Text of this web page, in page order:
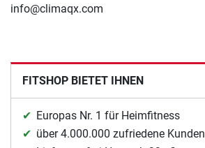
info@climaqx.com
FITSHOP BIETET IHNEN
Europas Nr. 1 für Heimfitness
über 4.000.000 zufriedene Kunden